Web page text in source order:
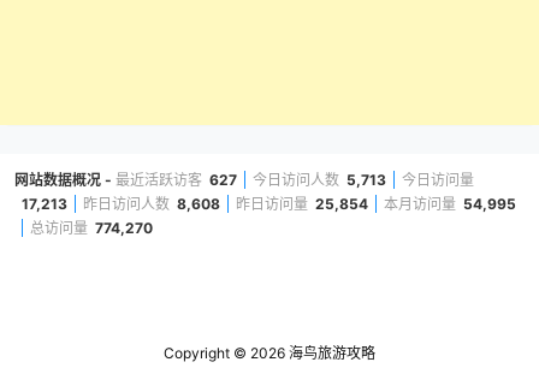
网站数据概况 - 最近活跃访客 627 今日访问人数 5,713
今日访问量
17,213
昨日访问人数 8,608 昨日访问量 25,854 本月访问量 54,995
总访问量 774,270
Copyright © 2026 海鸟旅游攻略